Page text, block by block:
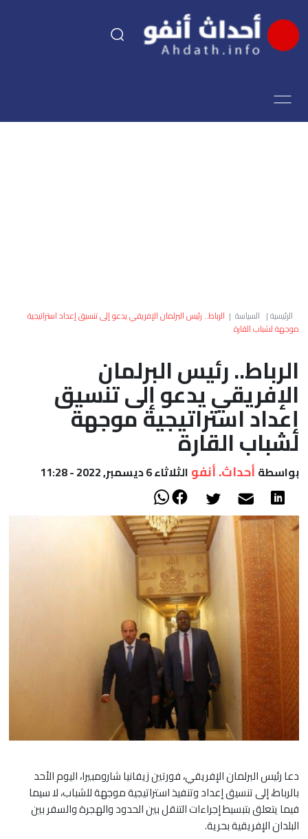
اقتصاد
العالم
الصحراء
الرئيسية| السياسة | الرباط.. رئيس البرلمان الإفريقي يدعو إلى تنسيق إعداد استراتيجية
موجهة لشباب القارة
الرباط.. رئيس البرلمان
الإفريقي يدعو إلى تنسيق
إعداد استراتيجية موجهة
لشباب القارة
بواسطة أحداث. أنفو الثلاثاء 6 ديسمبر, 2022 - 11:28
دعا رئيس البرلمان الإفريقي، فورتين زيفانيا شارومبيرا، اليوم الأحد
بالرباط، إلى تنسيق إعداد وتنفيذ استراتيجية موجهة للشباب، لا سيما
فيما يتعلق بتبسيط إجراءات التنقل بين الحدود والهجرة والسفر بين
البلدان الإفريقية بحرية.